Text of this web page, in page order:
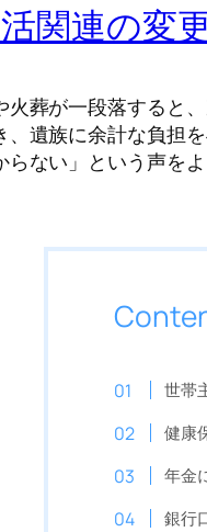
関連の変
葬が一段落すると
遺族に余計な負担
ない」という声を
世帯
健康
年金
銀行